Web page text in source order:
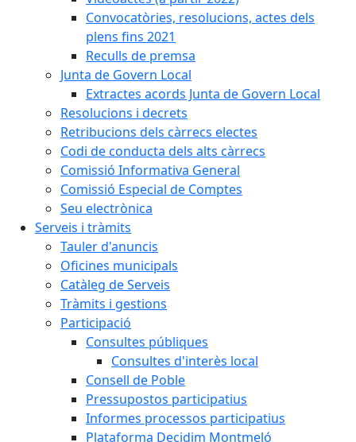
Convocatòries, resolucions, actes dels
plens fins 2021
Reculls de premsa
Junta de Govern Local
Extractes acords Junta de Govern Local
Resolucions i decrets
Retribucions dels càrrecs electes
Codi de conducta dels alts càrrecs
Comissió Informativa General
Comissió Especial de Comptes
Seu electrònica
Serveis i tràmits
Tauler d'anuncis
Oficines municipals
Catàleg de Serveis
Tràmits i gestions
Participació
Consultes públiques
Consultes d'interès local
Consell de Poble
Pressupostos participatius
Informes processos participatius
Plataforma Decidim Montmeló